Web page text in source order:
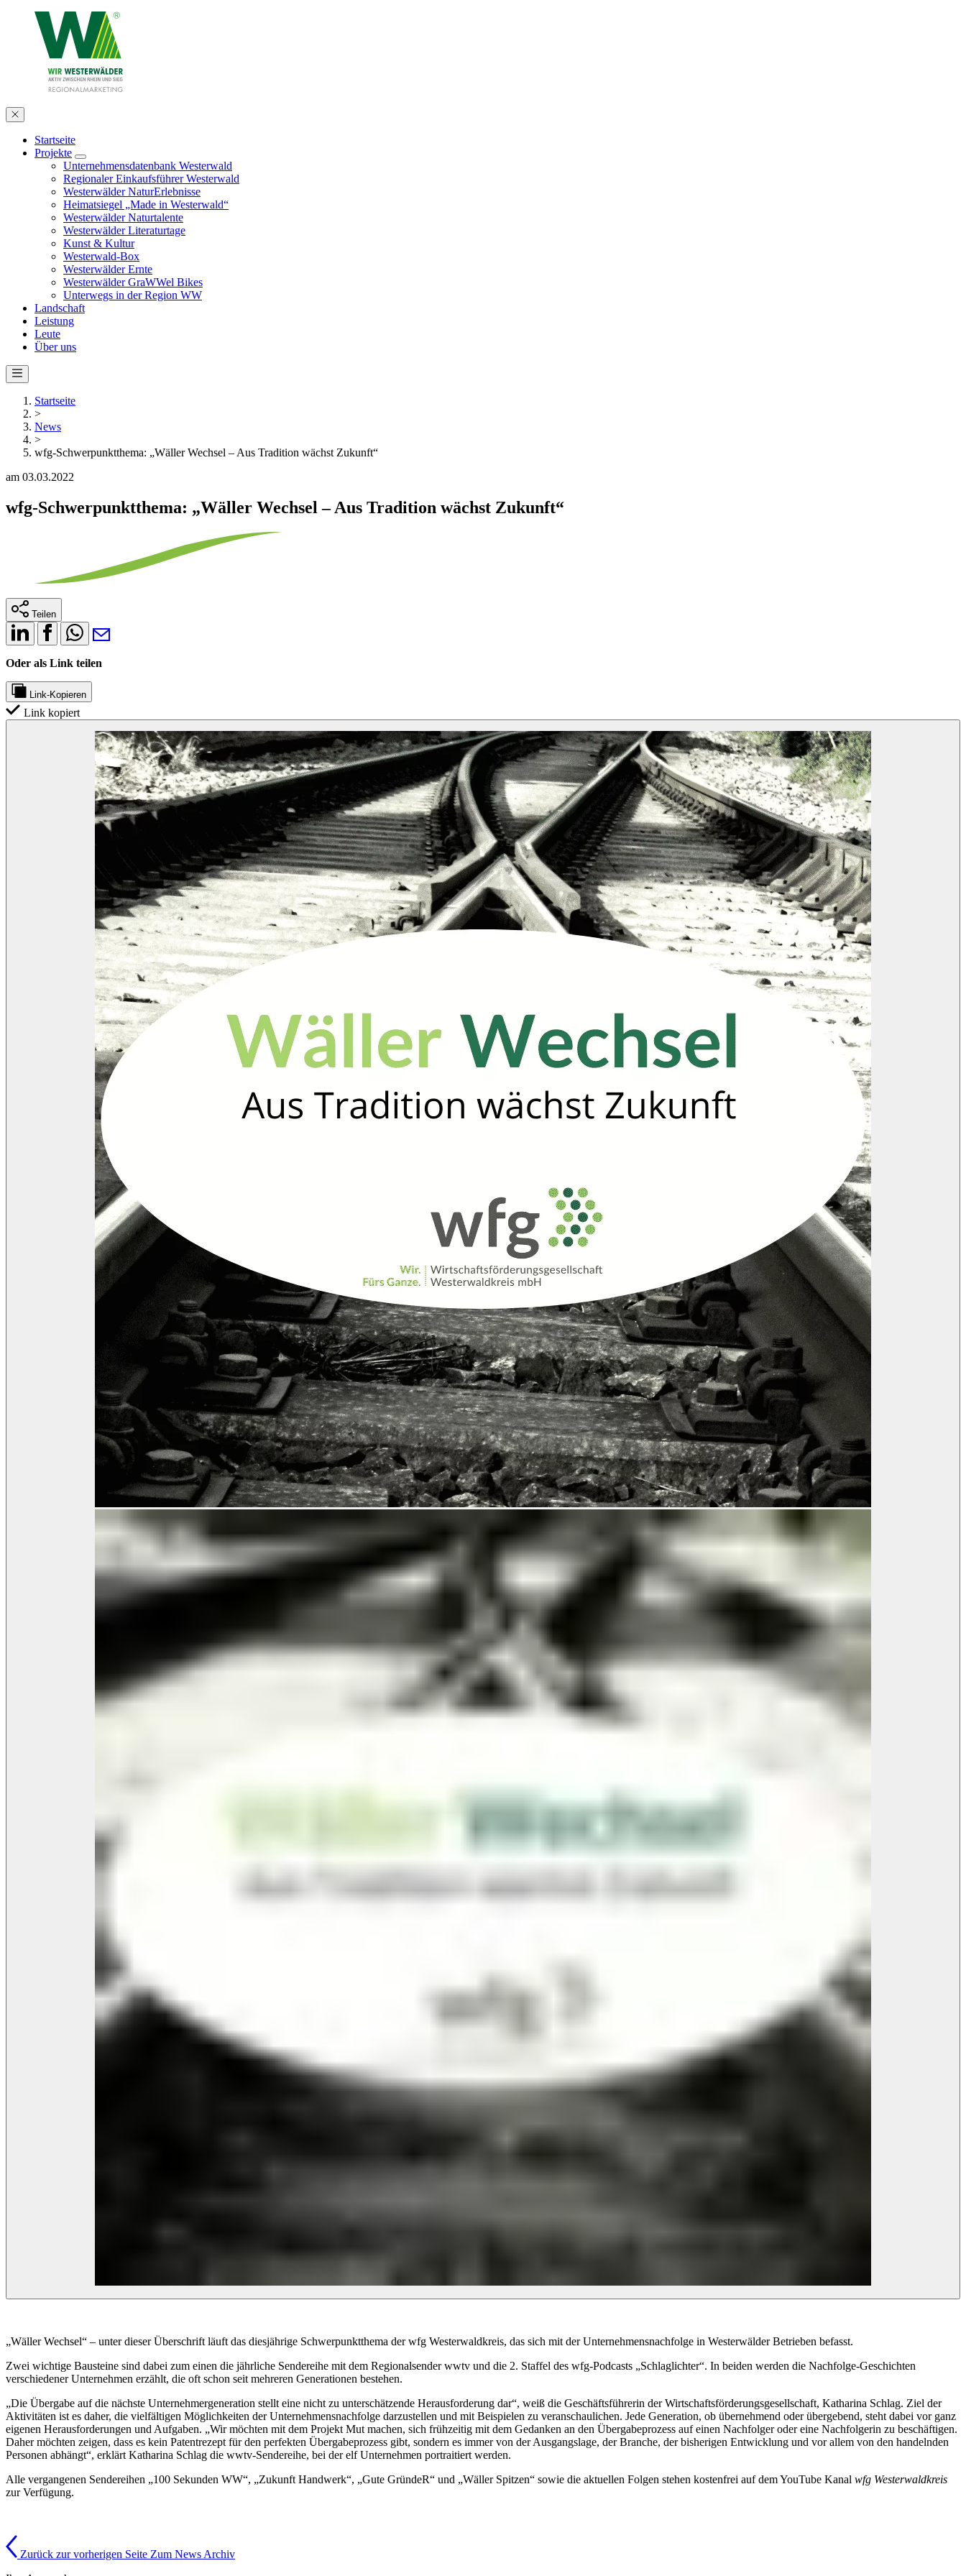
Startseite
Projekte
Unternehmensdatenbank Westerwald
Regionaler Einkaufsführer Westerwald
Westerwälder NaturErlebnisse
Heimatsiegel „Made in Westerwald“
Westerwälder Naturtalente
Westerwälder Literaturtage
Kunst & Kultur
Westerwald-Box
Westerwälder Ernte
Westerwälder GraWWel Bikes
Unterwegs in der Region WW
Landschaft
Leistung
Leute
Über uns
Startseite
>
News
>
wfg-Schwerpunktthema: „Wäller Wechsel – Aus Tradition wächst Zukunft“
am 03.03.2022
wfg-Schwerpunktthema: „Wäller Wechsel – Aus Tradition wächst Zukunft“
Teilen
Oder als Link teilen
Link-Kopieren
Link kopiert
„Wäller Wechsel“ – unter dieser Überschrift läuft das diesjährige Schwerpunktthema der wfg Westerwaldkreis, das sich mit der Unternehmensnachfolge in Westerwälder Betrieben befasst.
Zwei wichtige Bausteine sind dabei zum einen die jährliche Sendereihe mit dem Regionalsender wwtv und die 2. Staffel des wfg-Podcasts „Schlaglichter“. In beiden werden die Nachfolge-Geschichten
verschiedener Unternehmen erzählt, die oft schon seit mehreren Generationen bestehen.
„Die Übergabe auf die nächste Unternehmergeneration stellt eine nicht zu unterschätzende Herausforderung dar“, weiß die Geschäftsführerin der Wirtschaftsförderungsgesellschaft, Katharina Schlag. Ziel der
Aktivitäten ist es daher, die vielfältigen Möglichkeiten der Unternehmensnachfolge darzustellen und mit Beispielen zu veranschaulichen. Jede Generation, ob übernehmend oder übergebend, steht dabei vor ganz
eigenen Herausforderungen und Aufgaben. „Wir möchten mit dem Projekt Mut machen, sich frühzeitig mit dem Gedanken an den Übergabeprozess auf einen Nachfolger oder eine Nachfolgerin zu beschäftigen.
Daher möchten zeigen, dass es kein Patentrezept für den perfekten Übergabeprozess gibt, sondern es immer von der Ausgangslage, der Branche, der bisherigen Entwicklung und vor allem von den handelnden
Personen abhängt“, erklärt Katharina Schlag die wwtv-Sendereihe, bei der elf Unternehmen portraitiert werden.
Alle vergangenen Sendereihen „100 Sekunden WW“, „Zukunft Handwerk“, „Gute GründeR“ und „Wäller Spitzen“ sowie die aktuellen Folgen stehen kostenfrei auf dem YouTube Kanal wfg Westerwaldkreis
zur Verfügung.
Zurück zur vorherigen Seite Zum News Archiv